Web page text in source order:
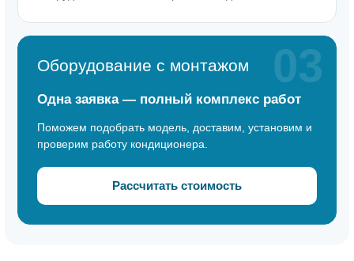
03
Оборудование с монтажом
Одна заявка — полный комплекс работ
Поможем подобрать модель, доставим, установим и
проверим работу кондиционера.
Рассчитать стоимость